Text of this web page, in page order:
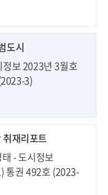
도시
정보 2023년 3월호
3)
재리포트
- 도시정보
통권 492호 (2023-